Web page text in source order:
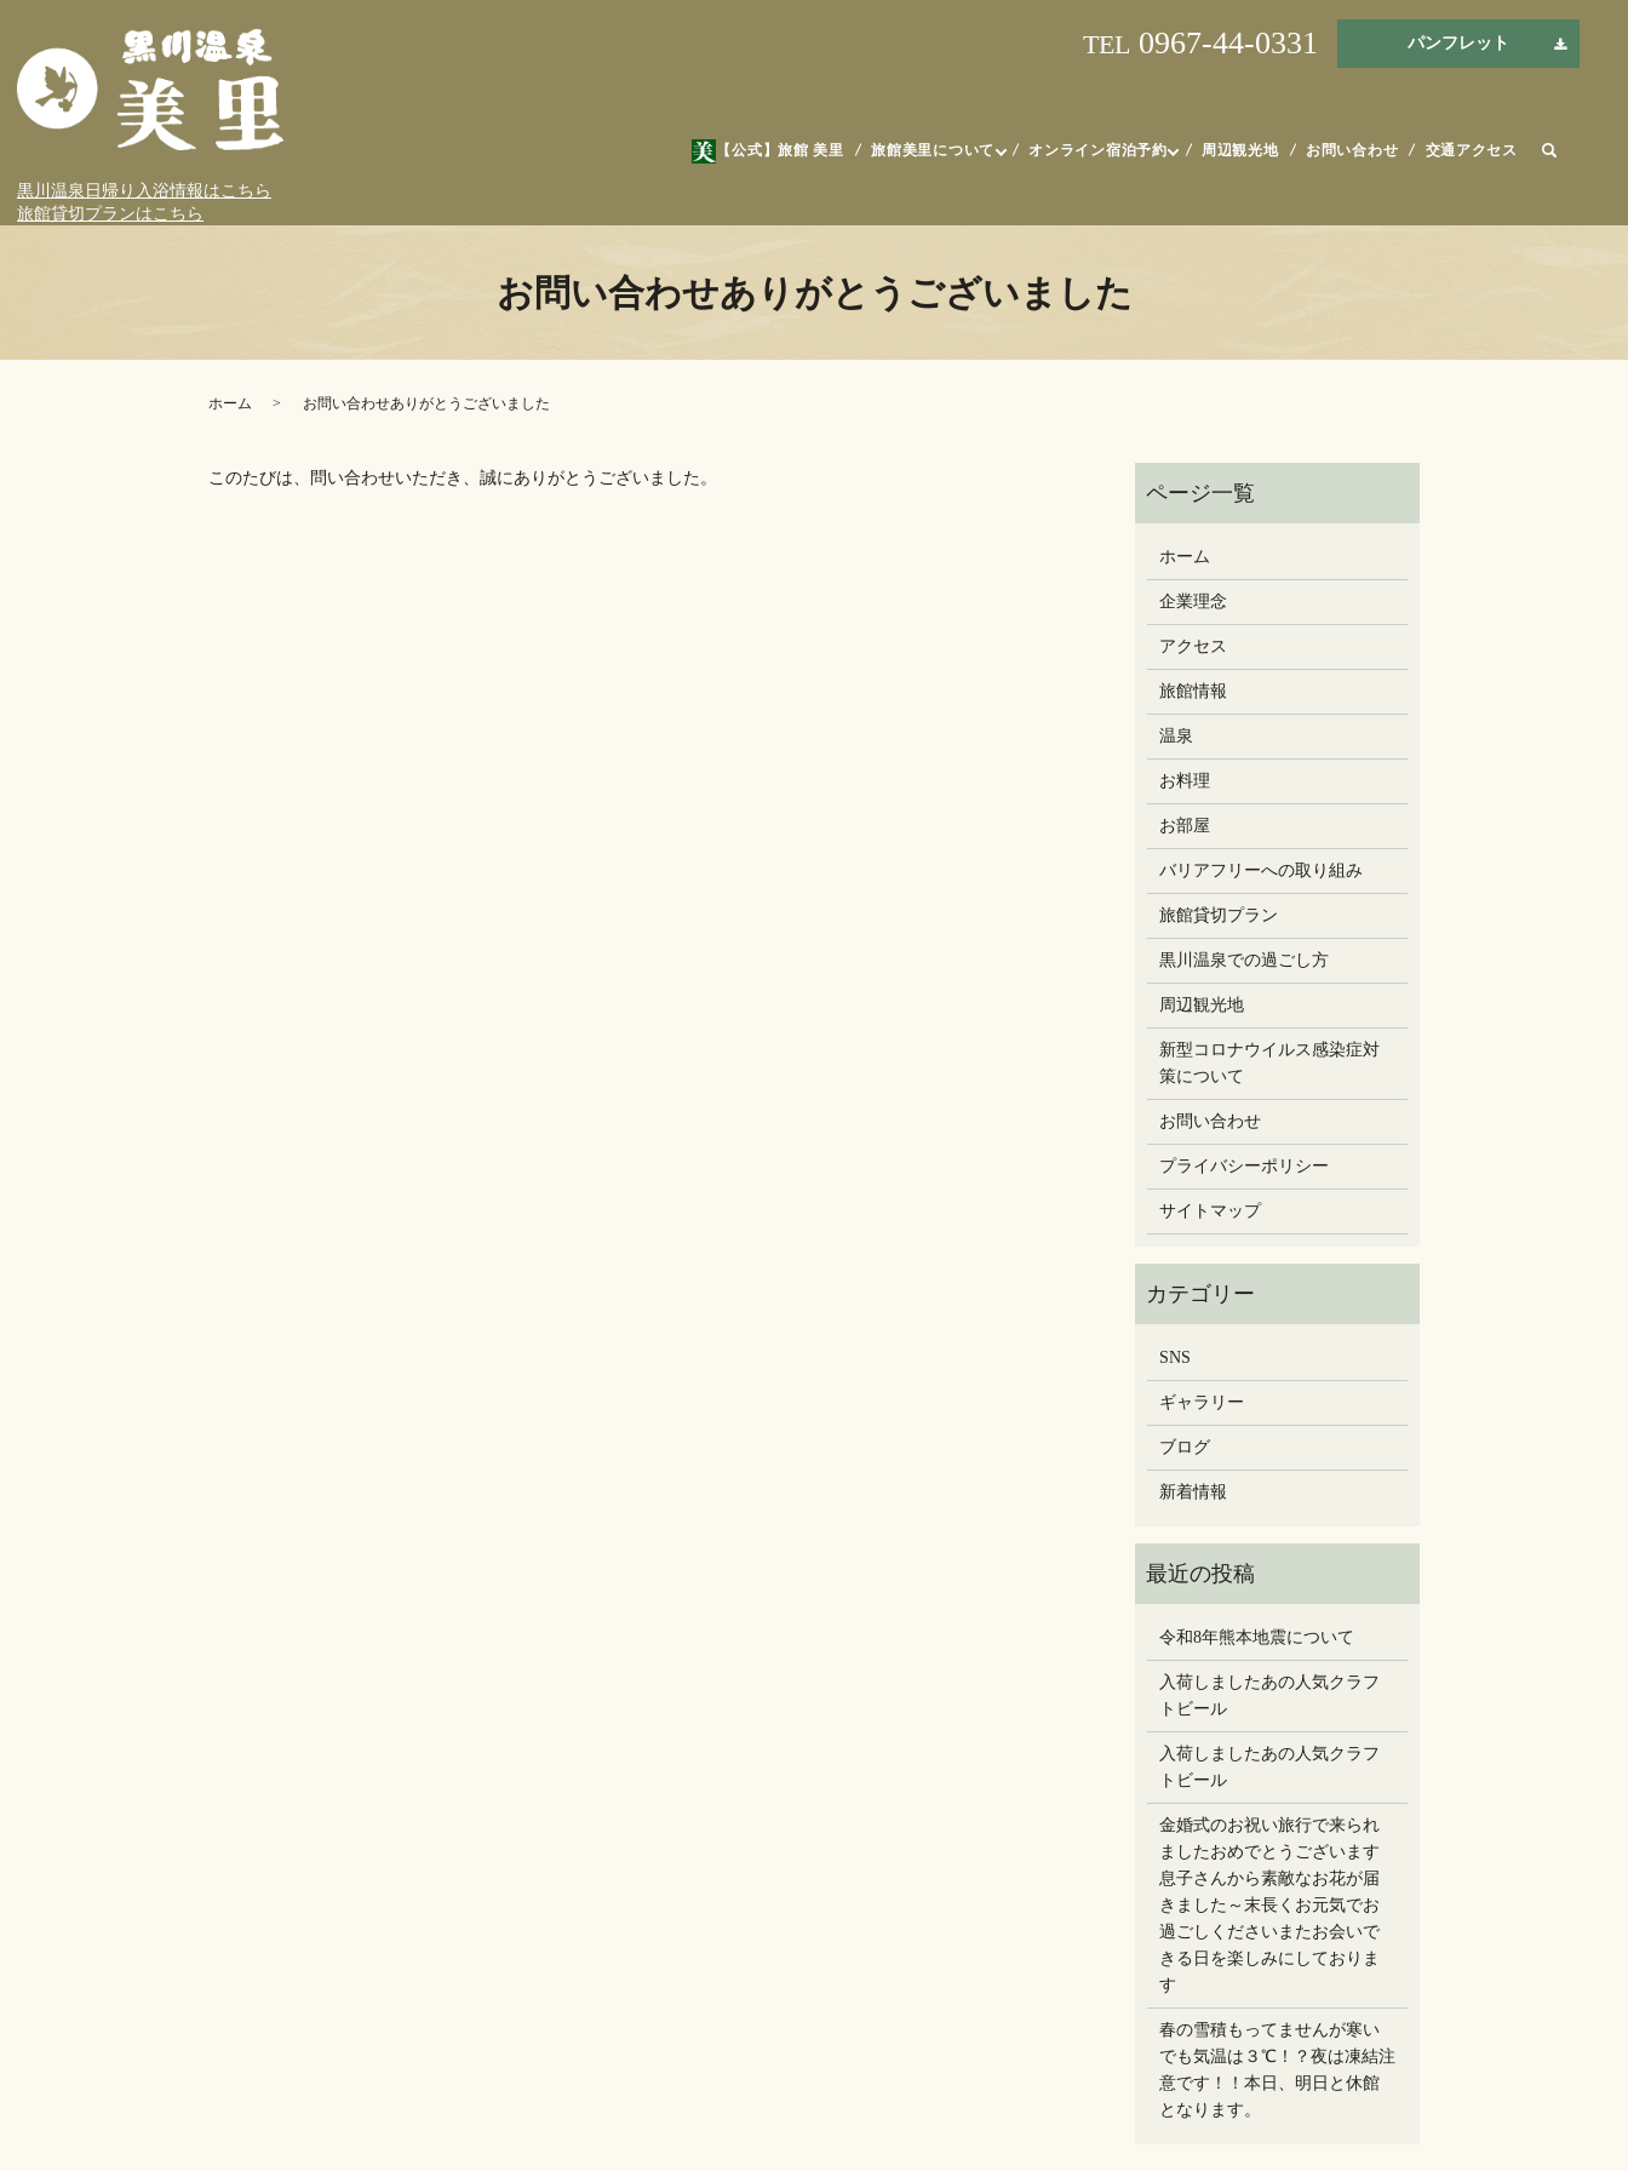
【公式】旅館 美里 旅館美里について オンライン宿泊予約 周辺観光地 お問い合わせ 交通アクセス
TEL 0967-44-0331 パンフレット
黒川温泉日帰り入浴情報はこちら
旅館貸切プランはこちら
お問い合わせありがとうございました
ホーム お問い合わせありがとうございました
このたびは、問い合わせいただき、誠にありがとうございました。
ホーム
企業理念
アクセス
旅館情報
温泉
お料理
お部屋
バリアフリーへの取り組み
旅館貸切プラン
黒川温泉での過ごし方
周辺観光地
新型コロナウイルス感染症対
策について
お問い合わせ
プライバシーポリシー
サイトマップ
SNS
ギャラリー
ブログ
新着情報
令和8年熊本地震について
入荷しましたあの人気クラフ
トビール
入荷しましたあの人気クラフ
トビール
金婚式のお祝い旅行で来られ
ましたおめでとうございます
息子さんから素敵なお花が届
きました～末長くお元気でお
過ごしください️またお会いで
きる日を楽しみにしておりま
す
春の雪積もってませんが寒い
でも気温は３℃！？夜は凍結注
意です！！本日、明日と休館
となります。